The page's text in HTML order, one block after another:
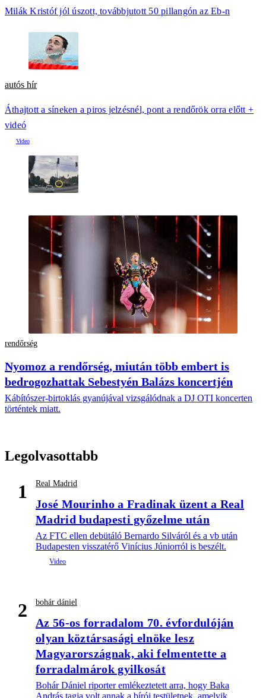
Milák Kristóf jól úszott, továbbjutott 50 pillangón az Eb-n
autós hír
Áthajtott a síneken a piros jelzésnél, pont a rendőrök orra előtt +
videó
rendőrség
Nyomoz a rendőrség, miután több embert is
bedrogozhattak Sebestyén Balázs koncertjén
Kábítószer-birtoklás gyanújával vizsgálódnak a DJ OTI koncerten
történtek miatt.
Legolvasottabb
1 Real Madrid
José Mourinho a Fradinak üzent a Real
Madrid budapesti győzelme után
Az FTC ellen debütáló Bernardo Silváról és a vb után
Budapesten visszatérő Vinícius Júniorról is beszélt.
2 bohár dániel
Az 56-os forradalom 70. évfordulóján
olyan köztársasági elnöke lesz
Magyarországnak, aki felmentette a
forradalmárok gyilkosát
Bohár Dániel riporter emlékeztetett arra, hogy Baka
András tagja volt annak a bírói testületnek, amelyik